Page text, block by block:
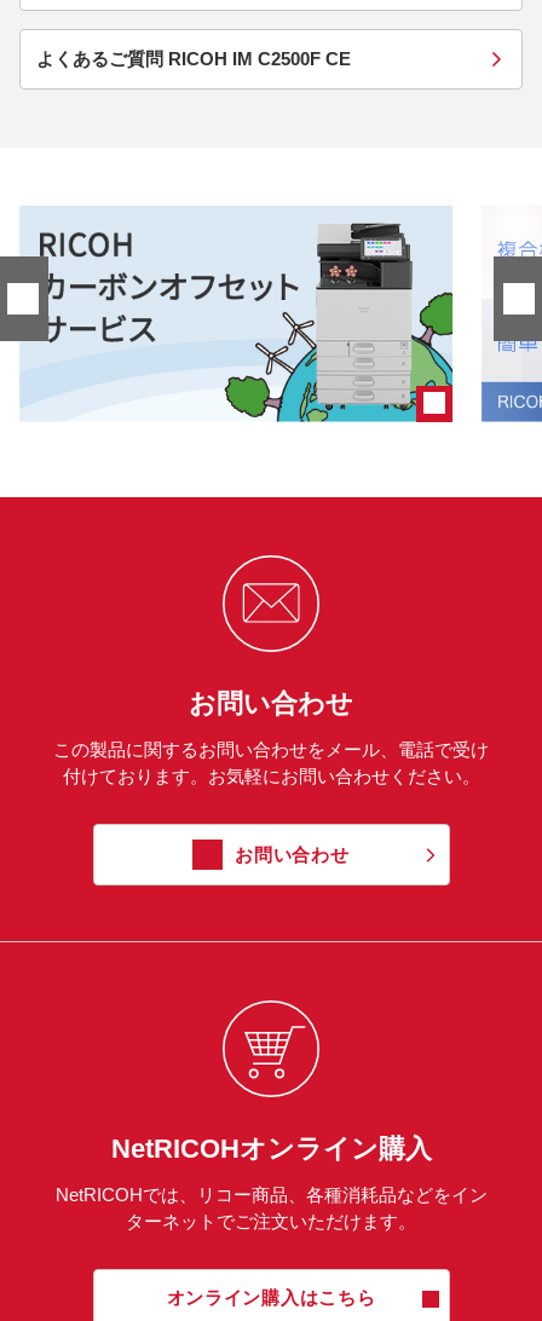
よくあるご質問 RICOH IM C2500F CE
お問い合わせ
この製品に関するお問い合わせをメール、電話で受け
付けております。お気軽にお問い合わせください。
お問い合わせ
NetRICOHオンライン購入
NetRICOHでは、リコー商品、各種消耗品などをイン
ターネットでご注文いただけます。
オンライン購入はこちら